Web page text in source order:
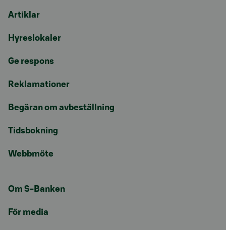
Artiklar
Hyreslokaler
Ge respons
Reklamationer
Begäran om avbeställning
Tidsbokning
Webbmöte
Om S-Banken
För media